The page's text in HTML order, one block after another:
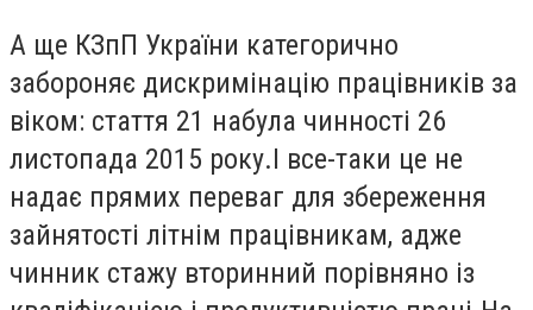
А ще КЗпП України категорично
забороняє дискримінацію працівників за
віком: стаття 21 набула чинності 26
листопада 2015 року.І все-таки це не
надає прямих переваг для збереження
зайнятості літнім працівникам, адже
чинник стажу вторинний порівняно із